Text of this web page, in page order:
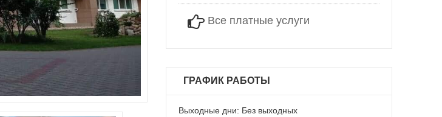
Все платные услуги
ГРАФИК РАБОТЫ
Выходные дни: Без выходных